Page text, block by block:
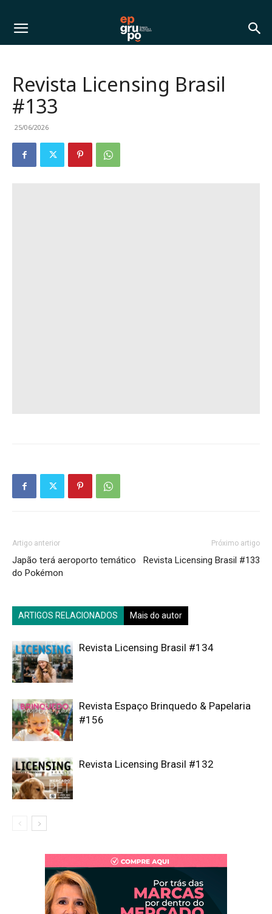
Revista Licensing Brasil
#133
25/06/2026
Artigo anterior
Japão terá aeroporto temático
do Pokémon
Próximo artigo
Revista Licensing Brasil #133
ARTIGOS RELACIONADOS Mais do autor
Revista Licensing Brasil #134
Revista Espaço Brinquedo & Papelaria
#156
Revista Licensing Brasil #132